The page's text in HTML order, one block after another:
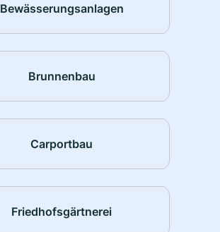
Bewässerungsanlagen
Brunnenbau
Carportbau
Friedhofsgärtnerei